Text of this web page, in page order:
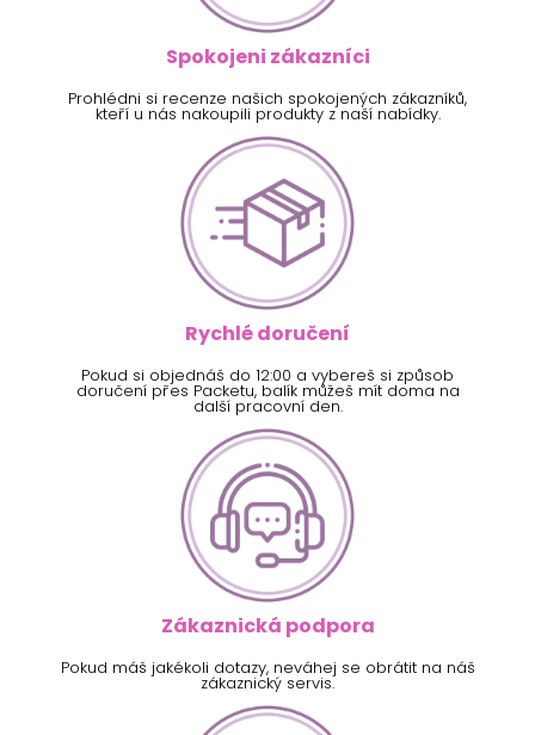
Spokojeni zákazníci
Prohlédni si recenze našich spokojených zákazníků,
kteří u nás nakoupili produkty z naší nabídky.
Rychlé doručení
Pokud si objednáš do 12:00 a vybereš si způsob
doručení přes Packetu, balík můžeš mít doma na
další pracovní den.
Zákaznická podpora
Pokud máš jakékoli dotazy, neváhej se obrátit na náš
zákaznický servis.